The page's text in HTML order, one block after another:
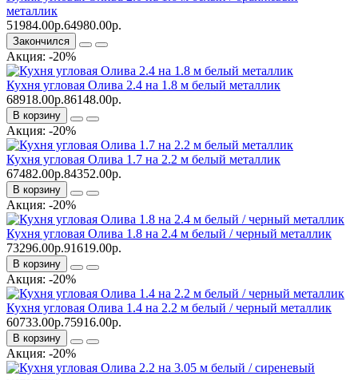
металлик
51984.00р.64980.00р.
Закончился
Акция: -20%
Кухня угловая Олива 2.4 на 1.8 м белый металлик
68918.00р.86148.00р.
В корзину
Акция: -20%
Кухня угловая Олива 1.7 на 2.2 м белый металлик
67482.00р.84352.00р.
В корзину
Акция: -20%
Кухня угловая Олива 1.8 на 2.4 м белый / черный металлик
73296.00р.91619.00р.
В корзину
Акция: -20%
Кухня угловая Олива 1.4 на 2.2 м белый / черный металлик
60733.00р.75916.00р.
В корзину
Акция: -20%